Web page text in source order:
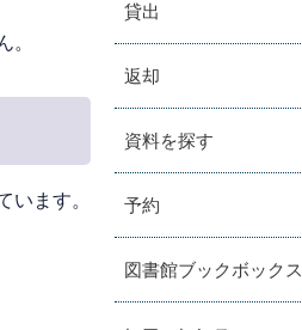
。
います。
貸出
返却
資料を探す
予約
図書館ブックボックス